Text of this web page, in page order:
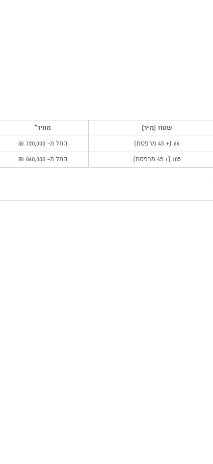
שטח (מ״ר) מחיר*
66 (+ 45 מרפסת) החל מ- 720,000 ₪
105 (+ 45 מרפסת) החל מ- 860,000 ₪